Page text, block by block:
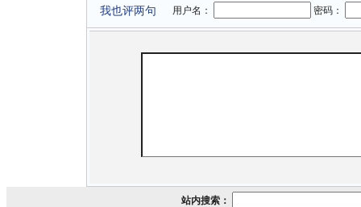
我也评两句 用户名： 密码：
站内搜索：